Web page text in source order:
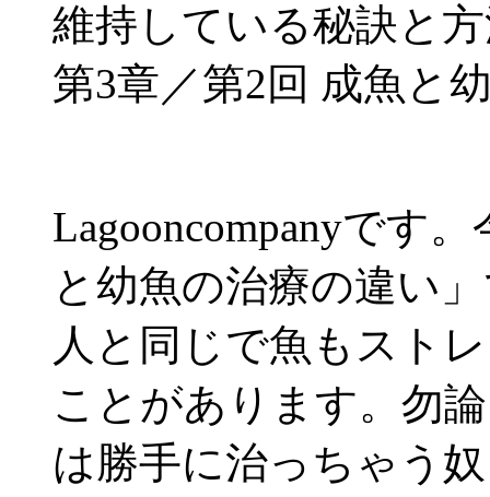
維持している秘訣と
第3章／第2回 成魚と
Lagooncompanyです
と幼魚の治療の違い
人と同じで魚もスト
ことがあります。勿
は勝手に治っちゃう